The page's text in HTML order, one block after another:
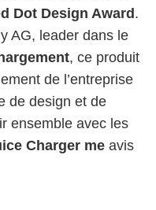
Dot Design Award .
AG, leader dans le
, ce produit
de l’entreprise
de design et de
ensemble avec les
Charger me avis